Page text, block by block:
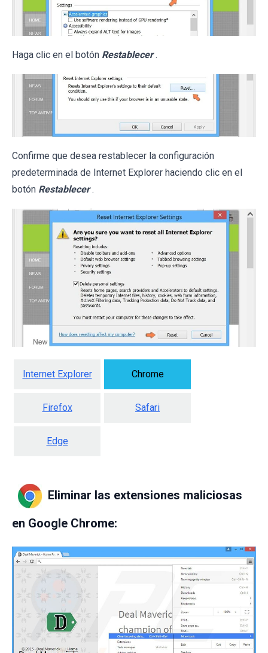
Haga clic en el botón Restablecer .
Confirme que desea restablecer la configuración
predeterminada de Internet Explorer haciendo clic en el
botón Restablecer .
Internet Explorer Chrome
Firefox Safari
Edge
Eliminar las extensiones maliciosas
en Google Chrome: